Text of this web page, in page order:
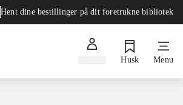
Hent dine bestillinger på dit foretrukne bibliotek
Husk Menu